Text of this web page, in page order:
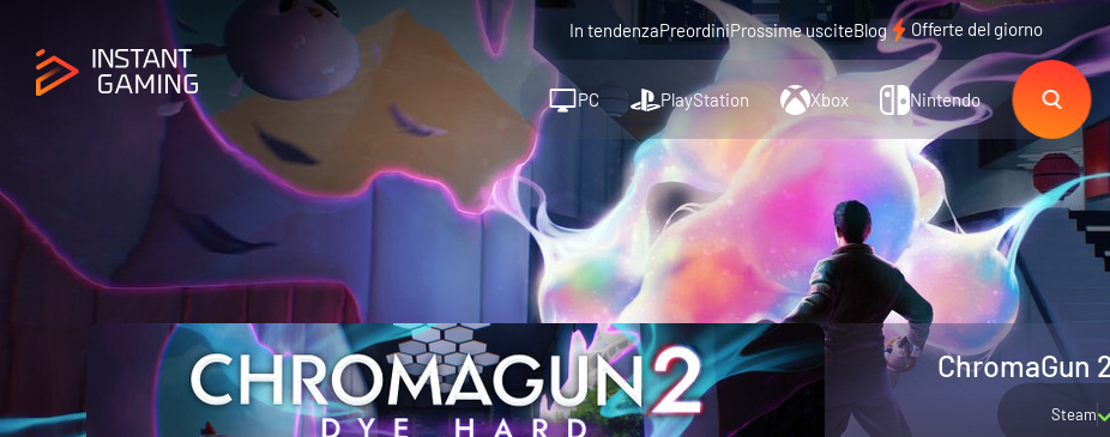
In tendenzaPreordiniProssime usciteBlog Offerte del giorno
PC PlayStation Xbox Nintendo
ChromaGun
Steam